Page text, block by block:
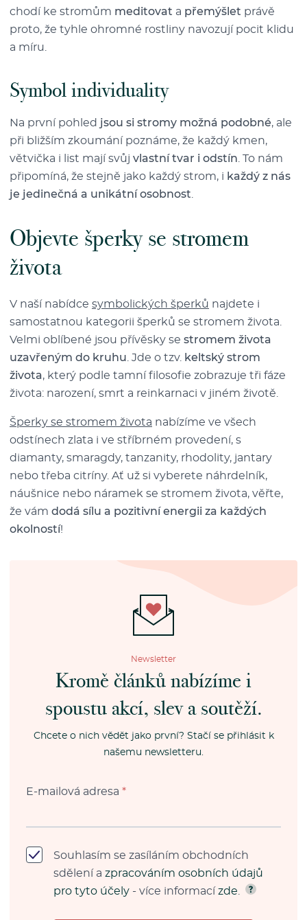
chodí ke stromům meditovat a přemýšlet právě
proto, že tyhle ohromné rostliny navozují pocit klidu
a míru.
Symbol individuality
Na první pohled jsou si stromy možná podobné, ale
při bližším zkoumání poznáme, že každý kmen,
větvička i list mají svůj vlastní tvar i odstín . To nám
připomíná, že stejně jako každý strom, i každý z nás
je jedinečná a unikátní osobnost
Objevte šperky se stromem
života
V naší nabídce symbolických šperků najdete i
samostatnou kategorii šperků se stromem života.
Velmi oblíbené jsou přívěsky se stromem života
uzavřeným do kruhu . Jde o tzv. keltský strom
života, který podle tamní filosofie zobrazuje tři fáze
života: narození, smrt a reinkarnaci v jiném životě.
Šperky se stromem života nabízíme ve všech
odstínech zlata i ve stříbrném provedení, s
diamanty, smaragdy, tanzanity, rhodolity, jantary
nebo třeba citríny. Ať už si vyberete náhrdelník,
náušnice nebo náramek se stromem života, věřte,
že vám dodá sílu a pozitivní energii za každých
okolností!
Newsletter
Kromě článků nabízíme i
spoustu akcí, slev a soutěží.
Chcete o nich vědět jako první? Stačí se přihlásit k
našemu newsletteru.
E-mailová adresa *
Souhlasím se zasíláním obchodních
sdělení a zpracováním osobních údajů
pro tyto účely - více informacízde